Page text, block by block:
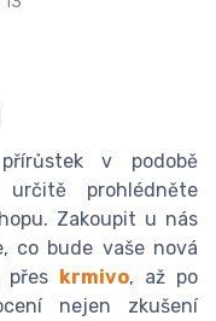
v podobě
prohlédněte
Zakoupit u nás
co bude vaše nová
přes krmivo, až po
nejen zkušení